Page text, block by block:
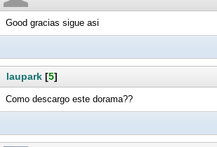
Good gracias sigue asi
laupark [5]
Como descargo este dorama??